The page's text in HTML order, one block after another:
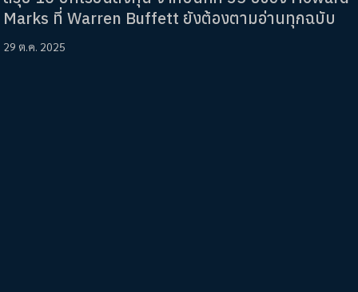
Marks ที่ Warren Buffett ยังต้องตามอ่านทุกฉบับ
29 ต.ค. 2025